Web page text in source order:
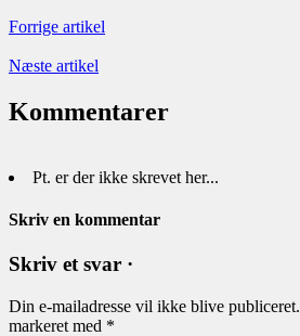
Forrige artikel
Næste artikel
Kommentarer
Pt. er der ikke skrevet her...
Skriv en kommentar
Skriv et svar ·
Din e-mailadresse vil ikke blive publiceret.
markeret med *